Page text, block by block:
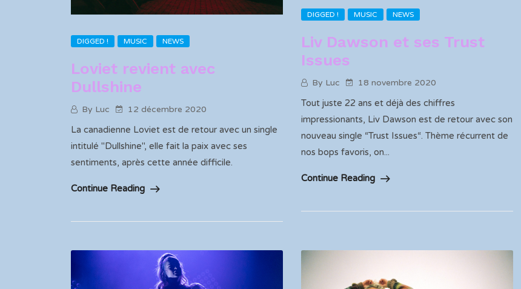
DIGGED ! MUSIC NEWS
Loviet revient avec
Dullshine
By Luc 12 décembre 2020
La canadienne Loviet est de retour avec un single
intitulé "Dullshine", elle fait la paix avec ses
sentiments, après cette année difficile.
Continue Reading
DIGGED ! MUSIC NEWS
Liv Dawson et ses Trust
Issues
By Luc 18 novembre 2020
Tout juste 22 ans et déjà des chiffres
impressionants, Liv Dawson est de retour avec son
nouveau single “Trust Issues“. Thème récurrent de
nos bops favoris, on...
Continue Reading